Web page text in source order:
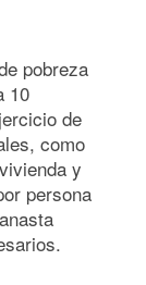
pobreza
10
de
como
y
persona